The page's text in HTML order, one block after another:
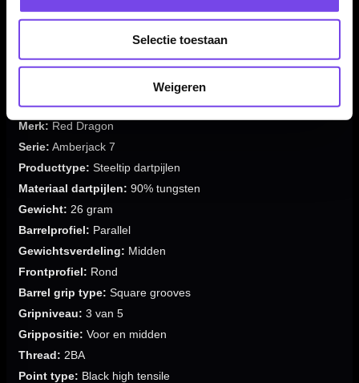
Selectie toestaan
Weigeren
✓ Herkenbare zwarte en oranje Amberjack-afwerking
Verkrijgbaar in 26 gram
✓ Geleverd als complete set van 3 dartpijlen
Merk: Red Dragon
Serie: Amberjack 7
Producttype: Steeltip dartpijlen
Materiaal dartpijlen: 90% tungsten
Gewicht: 26 gram
Barrelprofiel: Parallel
Gewichtsverdeling: Midden
Frontprofiel: Rond
Barrel grip type: Square grooves
Gripniveau: 3 van 5
Grippositie: Voor en midden
Thread: 2BA
Point type: Black high tensile